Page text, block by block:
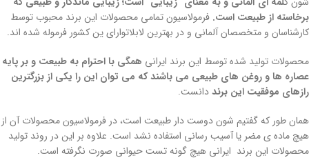
برخاسته از طبیعت است. فرمولاسیون تمامی محصولات این برند محبوب توسط
کارشناسان و متخصصان آلمانی و در بهترین لابلاتوارای ین کشور فرموله شده اند.
محصولات تولید شده توسط این برند ایرانی همگی با احترام به طبیعت و بر پایه
عصاره ها و روغن های طبیعی می باشند که می توان این را یکی از بزرگترین
رازهای موفقیت این برنددانست.
همان طور که گفتیم شون دوست دار طبیعت است، در فرمولاسیون محصولات آن از
هیچ ماده ی مضر یا آسیب رسانی استفاده نشد است. علاوه بر این در روند تولید
محصولات این برند ایرانی هیچ گونه تست حیوانی صورت نگرفته است.